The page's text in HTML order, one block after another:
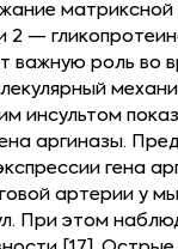
—
важную роль
инсультом
аргиназы.
гена
артерии
При этом